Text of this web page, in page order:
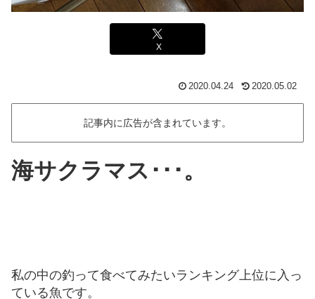
X
2020.04.24 2020.05.02
記事内に広告が含まれています。
海サクラマス･･･。
私の中の釣って食べてみたいランキング上位に入っ
ている魚です。